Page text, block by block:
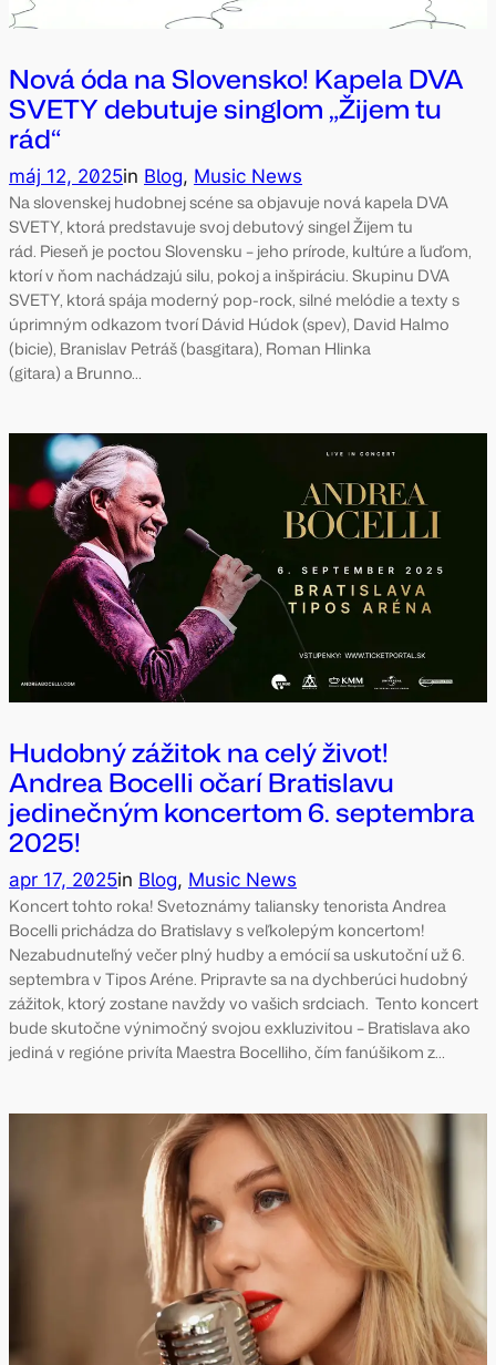
Nová óda na Slovensko! Kapela DVA
SVETY debutuje singlom „Žijem tu
rád“
máj 12, 2025in Blog, Music News
Na slovenskej hudobnej scéne sa objavuje nová kapela DVA
SVETY, ktorá predstavuje svoj debutový singel Žijem tu
rád. Pieseň je poctou Slovensku – jeho prírode, kultúre a ľuďom,
ktorí v ňom nachádzajú silu, pokoj a inšpiráciu. Skupinu DVA
SVETY, ktorá spája moderný pop-rock, silné melódie a texty s
úprimným odkazom tvorí Dávid Húdok (spev), David Halmo
(bicie), Branislav Petráš (basgitara), Roman Hlinka
(gitara) a Brunno…
Hudobný zážitok na celý život!
Andrea Bocelli očarí Bratislavu
jedinečným koncertom 6. septembra
2025!
apr 17, 2025in Blog, Music News
Koncert tohto roka! Svetoznámy taliansky tenorista Andrea
Bocelli prichádza do Bratislavy s veľkolepým koncertom!
Nezabudnuteľný večer plný hudby a emócií sa uskutoční už 6.
septembra v Tipos Aréne. Pripravte sa na dychberúci hudobný
zážitok, ktorý zostane navždy vo vašich srdciach. Tento koncert
bude skutočne výnimočný svojou exkluzivitou – Bratislava ako
jediná v regióne privíta Maestra Bocelliho, čím fanúšikom z…